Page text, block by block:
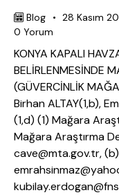
Blog 28 Kasım
0 Yorum
KONYA KAPALI
BELİRLENMESİNDE
(GÜVERCİNLİK
Birhan ALTAY(1,b),
(1,d) (1) Mağara
Mağara Araştırma
cave@mta.gov.tr,